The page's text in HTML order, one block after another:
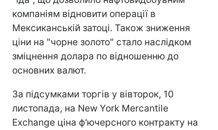
компаніям відновити операції в
Мексиканській затоці. Також зниження
ціни на "чорне золото" стало наслідком
зміцнення долара по відношенню до
основних валют.
За підсумками торгів у вівторок, 10
листопада, на New York Mercantile
Exchange ціна ф'ючерсного контракту на